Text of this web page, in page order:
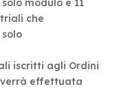
che
iscritti agli Ordini
effettuata